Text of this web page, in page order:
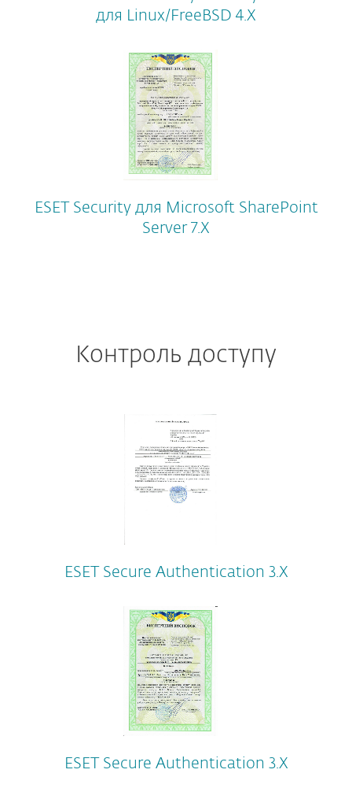
для Linux/FreeBSD 4.X
ESET Security для Microsoft SharePoint
Server 7.X
Контроль доступу
ESET Secure Authentication 3.X
ESET Secure Authentication 3.X